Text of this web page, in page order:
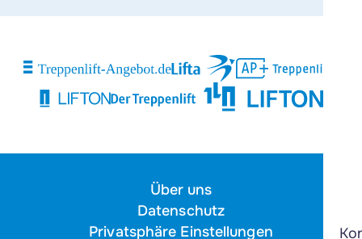
Über uns
Datenschutz
Privatsphäre Einstellungen